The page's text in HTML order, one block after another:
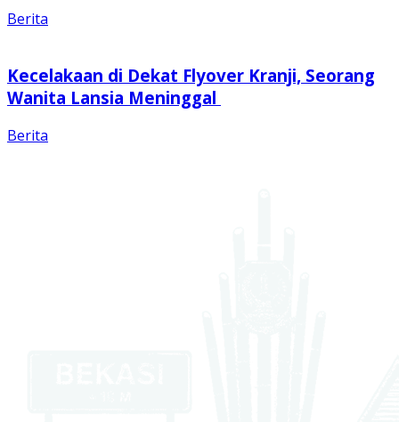
Berita
Kecelakaan di Dekat Flyover Kranji, Seorang
Wanita Lansia Meninggal
Berita